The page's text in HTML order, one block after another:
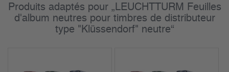
Produits adaptés pour „LEUCHTTURM Feuilles
d'album neutres pour timbres de distributeur
type "Klüssendorf" neutre“